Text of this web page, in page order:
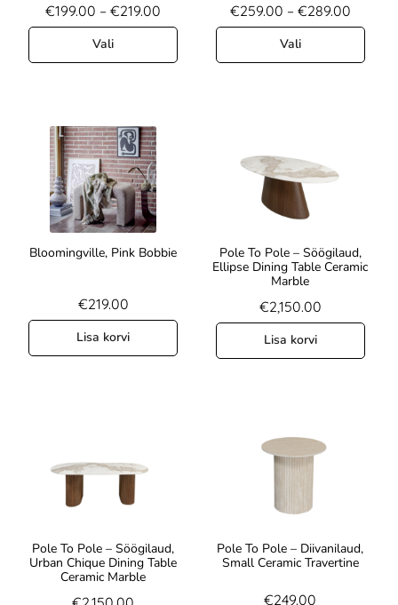
€199.00 – €219.00
Vali
€259.00 – €289.00
Vali
Bloomingville, Pink Bobbie
€219.00
Lisa korvi
Pole To Pole – Söögilaud,
Ellipse Dining Table Ceramic
Marble
€2,150.00
Lisa korvi
Pole To Pole – Söögilaud,
Urban Chique Dining Table
Ceramic Marble
Pole To Pole – Diivanilaud,
Small Ceramic Travertine
€249.00